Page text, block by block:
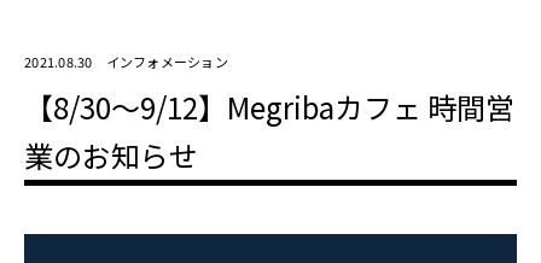
2021.08.30 インフォメーション
【8/30～9/12】Megribaカフェ 時間営
業のお知らせ